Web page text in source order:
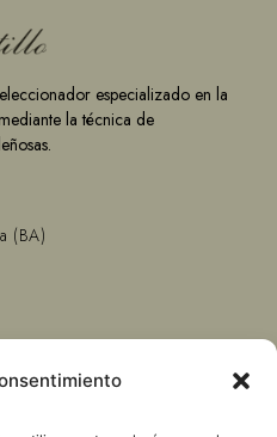
especializado en la
la técnica de
(BA)